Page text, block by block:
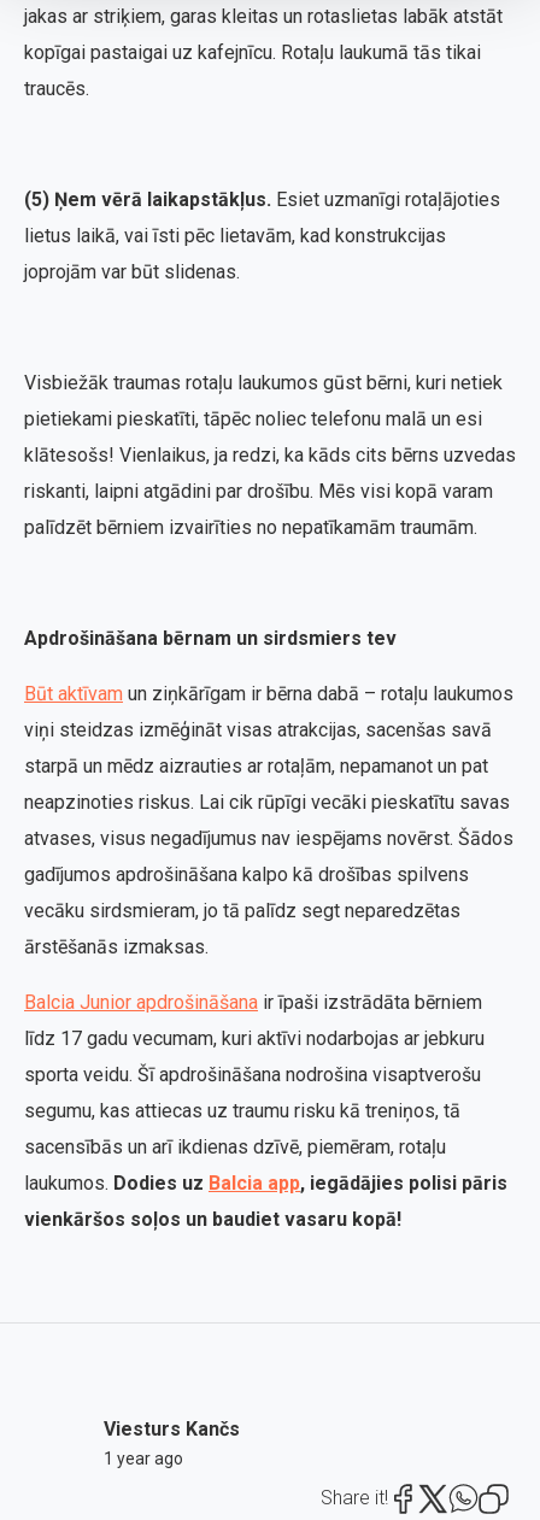
jakas ar striķiem, garas kleitas un rotaslietas labāk atstāt
kopīgai pastaigai uz kafejnīcu. Rotaļu laukumā tās tikai
traucēs.
(5) Ņem vērā laikapstākļus. Esiet uzmanīgi rotaļājoties
lietus laikā, vai īsti pēc lietavām, kad konstrukcijas
joprojām var būt slidenas.
Visbiežāk traumas rotaļu laukumos gūst bērni, kuri netiek
pietiekami pieskatīti, tāpēc noliec telefonu malā un esi
klātesošs! Vienlaikus, ja redzi, ka kāds cits bērns uzvedas
riskanti, laipni atgādini par drošību. Mēs visi kopā varam
palīdzēt bērniem izvairīties no nepatīkamām traumām.
Apdrošināšana bērnam un sirdsmiers tev
Būt aktīvam un ziņkārīgam ir bērna dabā – rotaļu laukumos
viņi steidzas izmēģināt visas atrakcijas, sacenšas savā
starpā un mēdz aizrauties ar rotaļām, nepamanot un pat
neapzinoties riskus. Lai cik rūpīgi vecāki pieskatītu savas
atvases, visus negadījumus nav iespējams novērst. Šādos
gadījumos apdrošināšana kalpo kā drošības spilvens
vecāku sirdsmieram, jo tā palīdz segt neparedzētas
ārstēšanās izmaksas.
Balcia Junior apdrošināšana ir īpaši izstrādāta bērniem
līdz 17 gadu vecumam, kuri aktīvi nodarbojas ar jebkuru
sporta veidu. Šī apdrošināšana nodrošina visaptverošu
segumu, kas attiecas uz traumu risku kā treniņos, tā
sacensībās un arī ikdienas dzīvē, piemēram, rotaļu
laukumos. Dodies uz Balcia app, iegādājies polisi pāris
vienkāršos soļos un baudiet vasaru kopā!
Viesturs Kančs
1 year ago
Share it!